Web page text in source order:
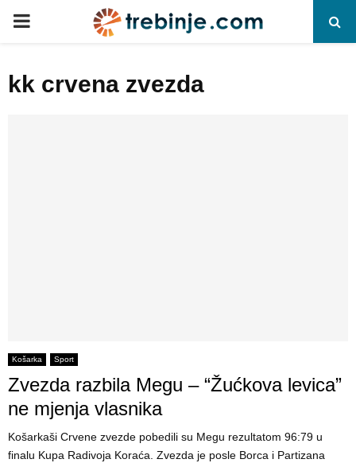
P
E
N
U
kk crvena zvezda
Košarka Sport
Zvezda razbila Megu – “Žućkova levica”
ne mjenja vlasnika
Košarkaši Crvene zvezde pobedili su Megu rezultatom 96:79 u
finalu Kupa Radivoja Koraća. Zvezda je posle Borca i Partizana